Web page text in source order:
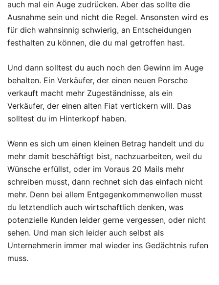
auch mal ein Auge zudrücken. Aber das sollte die
Ausnahme sein und nicht die Regel. Ansonsten wird es
für dich wahnsinnig schwierig, an Entscheidungen
festhalten zu können, die du mal getroffen hast.
Und dann solltest du auch noch den Gewinn im Auge
behalten. Ein Verkäufer, der einen neuen Porsche
verkauft macht mehr Zugeständnisse, als ein
Verkäufer, der einen alten Fiat vertickern will. Das
solltest du im Hinterkopf haben.
Wenn es sich um einen kleinen Betrag handelt und du
mehr damit beschäftigt bist, nachzuarbeiten, weil du
Wünsche erfüllst, oder im Voraus 20 Mails mehr
schreiben musst, dann rechnet sich das einfach nicht
mehr. Denn bei allem Entgegenkommenwollen musst
du letztendlich auch wirtschaftlich denken, was
potenzielle Kunden leider gerne vergessen, oder nicht
sehen. Und man sich leider auch selbst als
Unternehmerin immer mal wieder ins Gedächtnis rufen
muss.